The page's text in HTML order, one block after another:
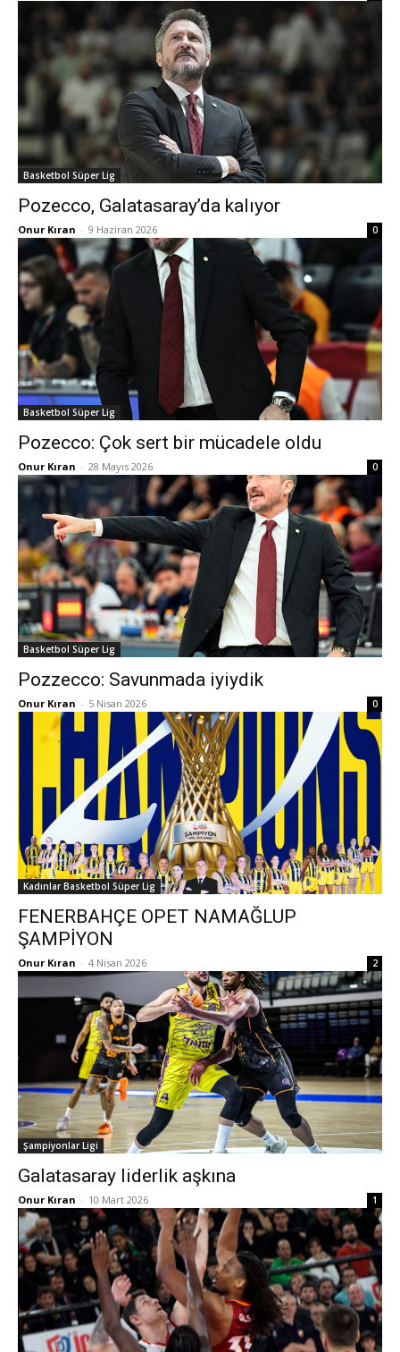
Basketbol Süper Lig
Pozecco, Galatasaray’da kalıyor
Onur Kıran - 9 Haziran 2026 0
Basketbol Süper Lig
Pozecco: Çok sert bir mücadele oldu
Onur Kıran - 28 Mayıs 2026 0
Basketbol Süper Lig
Pozzecco: Savunmada iyiydik
Onur Kıran - 5 Nisan 2026 0
Kadınlar Basketbol Süper Lig
FENERBAHÇE OPET NAMAĞLUP
ŞAMPİYON
Onur Kıran - 4 Nisan 2026 2
Şampiyonlar Ligi
Galatasaray liderlik aşkına
Onur Kıran - 10 Mart 2026 1